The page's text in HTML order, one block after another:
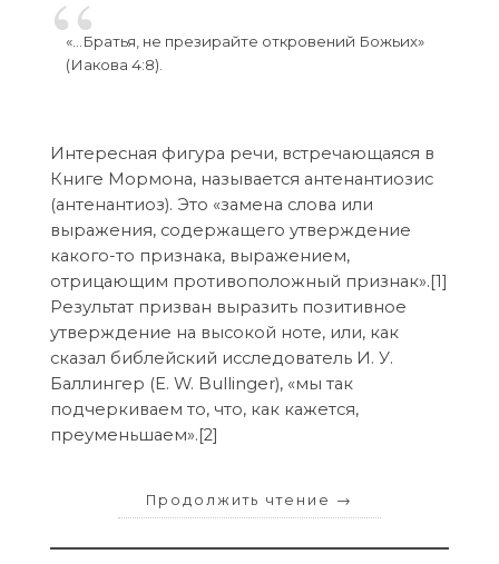
«…Братья, не презирайте откровений Божьих»
(Иакова 4:8).
Интересная фигура речи, встречающаяся в
Книге Мормона, называется антенантиозис
(антенантиоз). Это «замена слова или
выражения, содержащего утверждение
какого-то признака, выражением,
отрицающим противоположный признак».[1]
Результат призван выразить позитивное
утверждение на высокой ноте, или, как
сказал библейский исследователь И. У.
Баллингер (E. W. Bullinger), «мы так
подчеркиваем то, что, как кажется,
преуменьшаем».[2]
Продолжить чтение →